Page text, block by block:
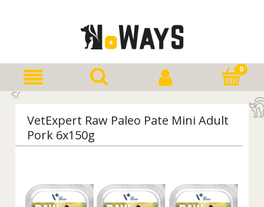
VetExpert Raw Paleo Pate Mini Adult
Pork 6x150g